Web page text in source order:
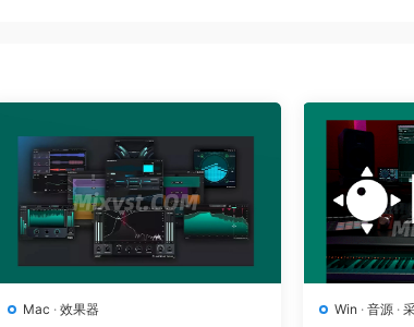
Mac · 效果器
Win ·音源 ·